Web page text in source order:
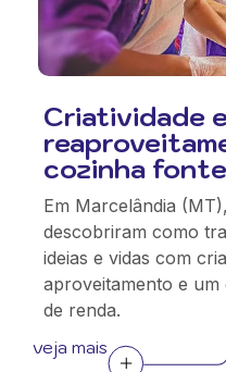
Criatividade
cozinha
Em Marcelândia
descobriram como
ideias e vidas com
aproveitamento e
de renda.
veja mais